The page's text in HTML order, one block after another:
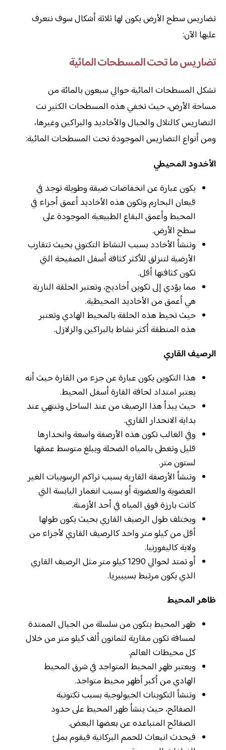
تضاريس سطح الأرض يكون لها ثلاثة أشكال سوف نتعرف
عليها الآن:
تضاريس ما تحت المسطحات المائية
تشكل المسطحات المائية حوالي سبعون بالمائة من
مساحة الأرض، حيث تخفي هذه المسطحات الكثير نت
التضاريس كالتلال والجبال والأخاديد والبراكين وغيرها،
ومن أنواع التضاريس الموجودة تحت المسطحات المائية:
الأخدود المحيطي
يكون عبارة عن انخفاضات ضيقة وطويلة توجد في
قيعان البحارم وتكون هذه الأخاديد أعمق أجزاء في
المحيط وأعمق البقاع الطبيعية الموجودة على
سطح الأرض.
وتنشأ الأخادد بسبب النشاط التكتوني بحيث تتقارب
الأرضية لتنزلق للأكثر كثافة أسفل الصفيحة التي
تكون كثافتها أقل.
مما يؤدي إلى تكوين أخاديج، وتعتبر الحلقة النارية
هي أعمق من الأخاديد المحيطية.
حيث تحيط هذه الحلقة بالمحيط الهادي وتعتبر
هذه المنطقة أكثر نشاط بالبراكين والزلازل.
الرصيف القاري
هذا التكوين يكون عبارة عن جزء من القارة حيث أنه
يعتبر امتداد لحافة القارة أسفل المحيط.
حيث يبدأ هذا الرصيف من عند الساحل وتنتهي عند
بداية الانحدار القاري.
وفي الغالب تكون هذه الأرصفة واسعة وانحدارها
قليل وتغطى بالمياه الضحلة ويبلغ متوسط عمقها
لستون متر.
وتنشأ الأرصفة القارية بسبب تراكم الرسوبيات الغير
العضوية والعضوية أو بسبب انغمار اليابسة التي
كانت بارزة فوق المياه في أحد الأزمنة.
ويختلف طول الرصيف القاري بحيث يكون طولها
أقل من كيلو متر واحد كالرصيف القاري لأجزاء من
ولاية كاليفورنيا.
أو تمتد لحوالي 1290 كيلو متر مثل الرصيف القاري
الذي يكون مرتبط بسيبيريا.
ظاهر المحيط
ظهر المحيط يتكون من سلسلة من الجبال الممتدة
لمسافة تكون مقاربة لثمانون ألف كيلو متر من خلال
كل محيطات العالم.
ويعتبر ظهر المحيط المتواجد في شرق المحيط
الهادي من أكبر أظهر محيط متواجد.
وتنشأ التكوينات الجيولوجية بسبب تكتونية
الصفائح، حيث ينشأ ظهر المحيط على حدود
الصفائح المتباعده عن بعضها البعض.
فيحدث انبعاث للحمم البركانية فيقوم بملئ